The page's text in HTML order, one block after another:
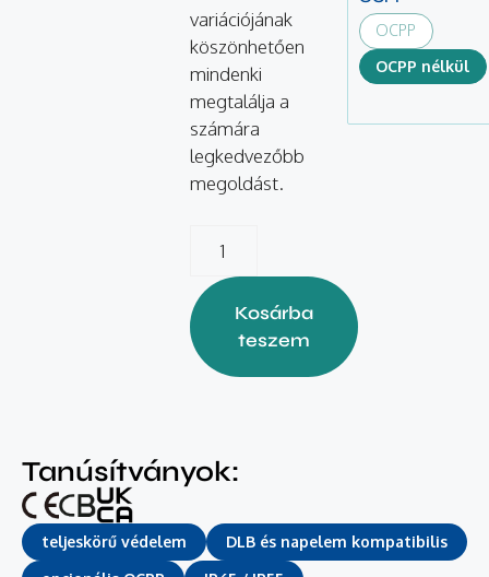
variációjának
köszönhetően
mindenki
megtalálja a
számára
legkedvezőbb
megoldást.
Kosárba
teszem
OCPP
OCPP nélkül
Tanúsítványok:
teljeskörű védelem
DLB és napelem kompatibilis